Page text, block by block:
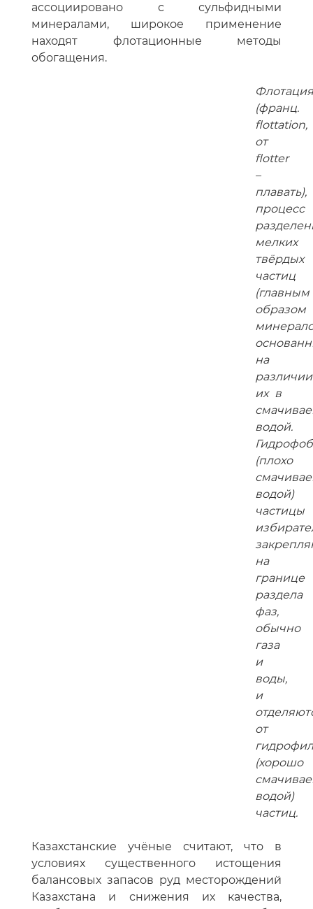
ассоциировано с сульфидными
минералами, широкое применение
находят флотационные методы
обогащения.
Флотация
(франц.
flottation,
от
flotter
–
плавать),
процесс
мелких
твёрдых
частиц
(главным
образом
на
различии
их в
водой.
(плохо
водой)
частицы
на
границе
раздела
фаз,
обычно
газа
и
воды,
и
от
(хорошо
водой)
частиц.
Казахстанские учёные считают, что в
условиях существенного истощения
балансовых запасов руд месторождений
Казахстана и снижения их качества,